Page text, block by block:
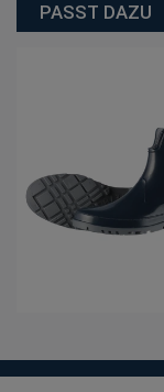
PASST DAZU